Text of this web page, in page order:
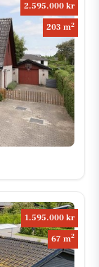
2.595.000 kr
203 m2
1.595.000 kr
67 m2